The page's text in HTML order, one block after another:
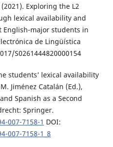
Exploring the L2
lexical availability and
English-major students in
de Lingüística
S0261444820000154
students’ lexical availability
Jiménez Catalán (Ed.),
Spanish as a Second
Springer.
007-7158-1 DOI:
007-7158-1_8